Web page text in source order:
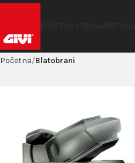
Početna Blatobrani